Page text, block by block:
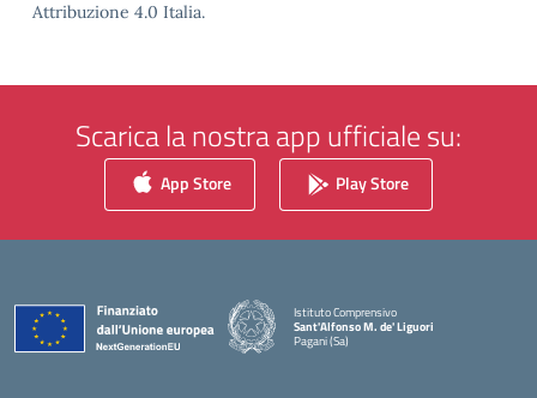
Attribuzione 4.0 Italia.
Scarica la nostra app ufficiale su:
App Store Play Store
Istituto Comprensivo
Sant'Alfonso M. de' Liguori
Pagani (Sa)
— Visita la pagina iniziale della scuola